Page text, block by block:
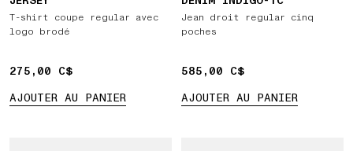
T-shirt coupe regular avec
logo brodé
275,00 C$
275,00 C$
AJOUTER AU PANIER
Jean droit regular cinq
poches
585,00 C$
585,00 C$
AJOUTER AU PANIER